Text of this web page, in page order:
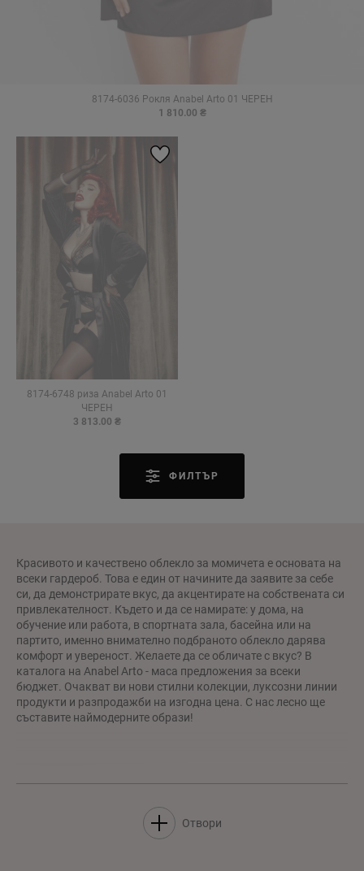
8174-6036 Рокля Anabel Arto 01 ЧЕРЕН
1 810.00 ₴
8174-6748 риза Anabel Arto 01
ЧЕРЕН
3 813.00 ₴
ФИЛТЪР
Красивото и качествено облекло за момичета е основата на
всеки гардероб. Това е един от начините да заявите за себе
си, да демонстрирате вкус, да акцентирате на собствената си
привлекателност. Където и да се намирате: у дома, на
обучение или работа, в спортната зала, басейна или на
партито, именно внимателно подбраното облекло дарява
комфорт и увереност. Желаете да се обличате с вкус? В
каталога на Anabel Arto - маса предложения за всеки
бюджет. Очакват ви нови стилни колекции, луксозни линии
продукти и разпродажби на изгодна цена. С нас лесно ще
съставите наймодерните образи!
Отвори